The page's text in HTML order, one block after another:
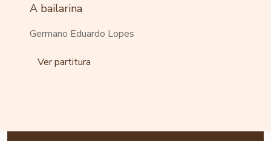
A bailarina
Germano Eduardo Lopes
Ver partitura